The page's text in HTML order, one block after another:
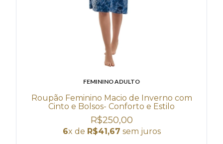
FEMININO ADULTO
Roupão Feminino Macio de Inverno com
Cinto e Bolsos- Conforto e Estilo
R$250,00
6x de R$41,67 sem juros